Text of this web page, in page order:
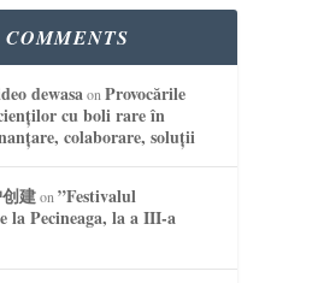
dewasaonProvocările
cu boli rare în
colaborare, soluții
建on”Festivalul
la Pecineaga, la a III-a